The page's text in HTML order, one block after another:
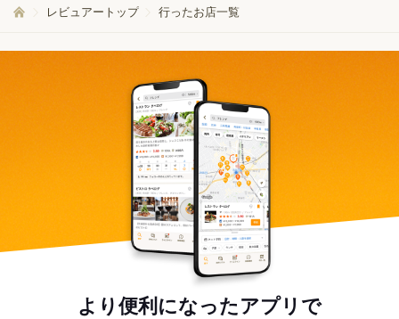
レビュアートップ 行ったお店一覧
より便利になったアプリで